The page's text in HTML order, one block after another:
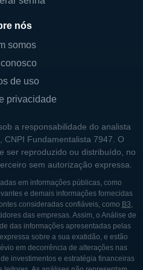
Sua linha de
abrangendo itens
bem como opções
o que a torna uma
os consumidores.
atendendo a
e restrições
pratos clássicos,
lança itens
promovendo um
entre os clientes. Os
por exemplo, se
especialidades,
consumidores que
nós
somos
de uso
privacidade
a responsabilidade do analista
CNPI Fundamentalista 7947. O
ser reproduzido ou distribuído, no
sem autorização expressa.
em informações públicas, como
e demais informações fornecidas
consideradas confiáveis, como B3,
das empresas. Assim, o Análise de
das informações apresentadas pelas
sobre a sua exatidão, e estão
em decorrência de alterações nas
investimentos e estratégia financeiras